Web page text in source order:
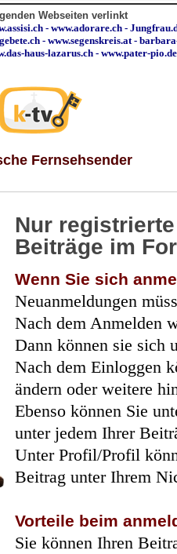
Webseiten verlinkt
- www.adorare.ch -
- www.segenskreis.at-
haus-lazarus.ch - www.pater-pio.de
Fernsehsender
Nur
Beiträge im
Wenn Sie sich
Neuanmeldungen
Nach dem Anmelden
Dann können sie sich
Nach dem Einloggen
ändern oder weitere
Ebenso können Sie
unter jedem Ihrer
Unter Profil/Profil
Beitrag unter Ihrem
Vorteile beim
Sie können Ihren